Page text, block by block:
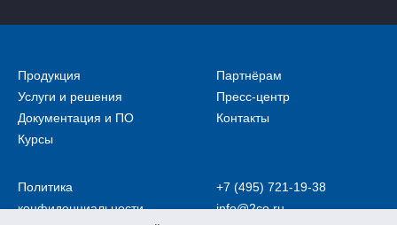
Продукция
Услуги и решения
Документация и ПО
Курсы
Партнёрам
Пресс-центр
Контакты
Политика
конфиденциальности
+7 (495) 721-19-38
info@2co.ru